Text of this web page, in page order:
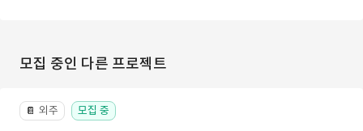
모집 중인 다른 프로젝트
📔 외주 모집 중